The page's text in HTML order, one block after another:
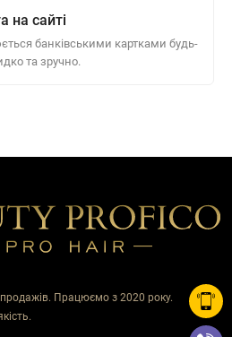
на сайті
банківськими картками будь-
та зручно.
Працюємо з 2020 року.